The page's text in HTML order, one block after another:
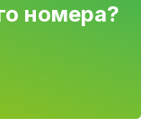
номера?